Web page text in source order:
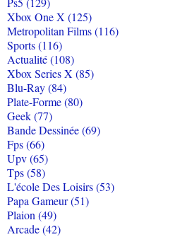
Xbox One X (125)
Metropolitan Films (116)
Sports (116)
Actualité (108)
Xbox Series X (85)
Blu-Ray (84)
Plate-Forme (80)
Geek (77)
Bande Dessinée (69)
Fps (66)
Upv (65)
Tps (58)
L'école Des Loisirs (53)
Papa Gameur (51)
Plaion (49)
Arcade (42)